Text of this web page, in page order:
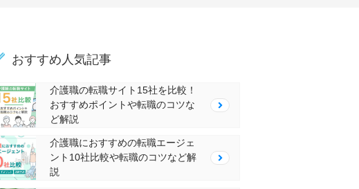
おすすめ人気記事
介護職の転職サイト15社を比較！
おすすめポイントや転職のコツな
ど解説
介護職におすすめの転職エージェ
ント10社比較や転職のコツなど解
説